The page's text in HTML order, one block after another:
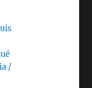
/